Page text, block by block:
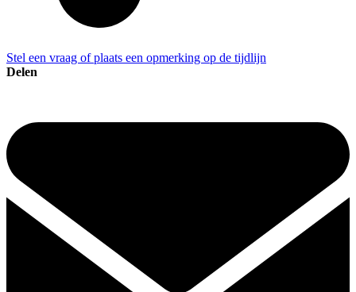
Stel een vraag of plaats een opmerking op de tijdlijn
Delen